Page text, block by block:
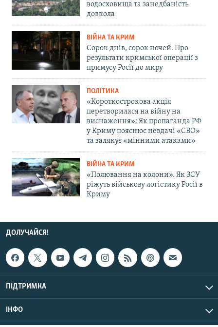
водосховища та занедбаність
довкола
ВІЙНА ТА КРИМ
Сорок днів, сорок ночей. Про
результати кримської операції з
примусу Росії до миру
ПОЛІТИКА
«Короткострокова акція
перетворилася на війну на
виснаження»: Як пропаганда РФ
у Криму пояснює невдачі «СВО»
та залякує «мінними атаками»
ВІЙНА ТА КРИМ
«Полювання на колони». Як ЗСУ
ріжуть військову логістику Росії в
Криму
ДОЛУЧАЙСЯ!
ПІДТРИМКА
ІНФО